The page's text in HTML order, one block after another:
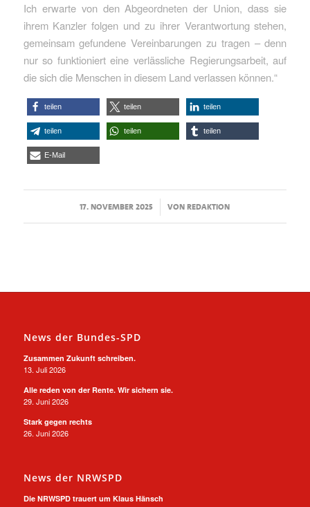
Ich erwarte von den Abgeordneten der Union, dass sie
ihrem Kanzler folgen und zu ihrer Verantwortung stehen,
gemeinsam gefundene Vereinbarungen zu tragen – denn
nur so funktioniert eine verlässliche Regierungsarbeit, auf
die sich die Menschen in diesem Land verlassen können.“
teilen teilen teilen
teilen teilen teilen
E-Mail
17. NOVEMBER 2025
/ VONREDAKTION
News der Bundes-SPD
Zusammen Zukunft schreiben.
13. Juli 2026
Alle reden von der Rente. Wir sichern sie.
29. Juni 2026
Stark gegen rechts
26. Juni 2026
News der NRWSPD
Die NRWSPD trauert um Klaus Hänsch